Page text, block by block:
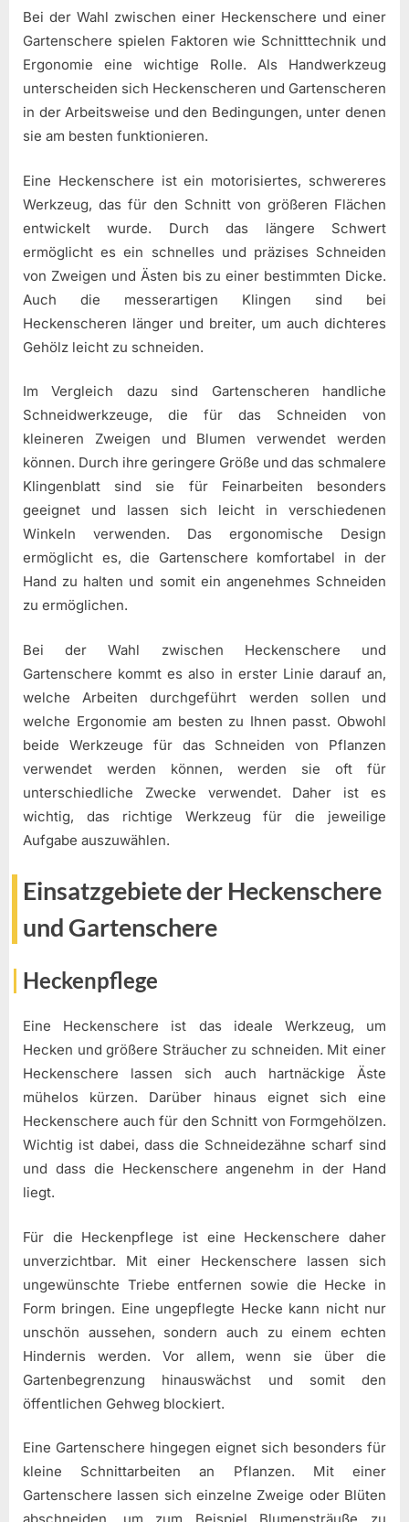
Bei der Wahl zwischen einer Heckenschere und einer
Gartenschere spielen Faktoren wie Schnitttechnik und
Ergonomie eine wichtige Rolle. Als Handwerkzeug
unterscheiden sich Heckenscheren und Gartenscheren
in der Arbeitsweise und den Bedingungen, unter denen
sie am besten funktionieren.
Eine Heckenschere ist ein motorisiertes, schwereres
Werkzeug, das für den Schnitt von größeren Flächen
entwickelt wurde. Durch das längere Schwert
ermöglicht es ein schnelles und präzises Schneiden
von Zweigen und Ästen bis zu einer bestimmten Dicke.
Auch die messerartigen Klingen sind bei
Heckenscheren länger und breiter, um auch dichteres
Gehölz leicht zu schneiden.
Im Vergleich dazu sind Gartenscheren handliche
Schneidwerkzeuge, die für das Schneiden von
kleineren Zweigen und Blumen verwendet werden
können. Durch ihre geringere Größe und das schmalere
Klingenblatt sind sie für Feinarbeiten besonders
geeignet und lassen sich leicht in verschiedenen
Winkeln verwenden. Das ergonomische Design
ermöglicht es, die Gartenschere komfortabel in der
Hand zu halten und somit ein angenehmes Schneiden
zu ermöglichen.
Bei der Wahl zwischen Heckenschere und
Gartenschere kommt es also in erster Linie darauf an,
welche Arbeiten durchgeführt werden sollen und
welche Ergonomie am besten zu Ihnen passt. Obwohl
beide Werkzeuge für das Schneiden von Pflanzen
verwendet werden können, werden sie oft für
unterschiedliche Zwecke verwendet. Daher ist es
wichtig, das richtige Werkzeug für die jeweilige
Aufgabe auszuwählen.
Einsatzgebiete der Heckenschere
und Gartenschere
Heckenpflege
Eine Heckenschere ist das ideale Werkzeug, um
Hecken und größere Sträucher zu schneiden. Mit einer
Heckenschere lassen sich auch hartnäckige Äste
mühelos kürzen. Darüber hinaus eignet sich eine
Heckenschere auch für den Schnitt von Formgehölzen.
Wichtig ist dabei, dass die Schneidezähne scharf sind
und dass die Heckenschere angenehm in der Hand
liegt.
Für die Heckenpflege ist eine Heckenschere daher
unverzichtbar. Mit einer Heckenschere lassen sich
ungewünschte Triebe entfernen sowie die Hecke in
Form bringen. Eine ungepflegte Hecke kann nicht nur
unschön aussehen, sondern auch zu einem echten
Hindernis werden. Vor allem, wenn sie über die
Gartenbegrenzung hinauswächst und somit den
öffentlichen Gehweg blockiert.
Eine Gartenschere hingegen eignet sich besonders für
kleine Schnittarbeiten an Pflanzen. Mit einer
Gartenschere lassen sich einzelne Zweige oder Blüten